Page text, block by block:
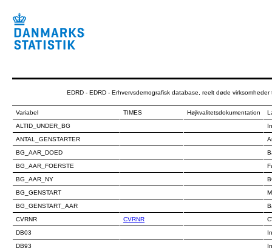
EDRD - EDRD - Erhvervsdemografisk database, reelt døde
Variabel TIMES Højkvalitetsdokumentation
ALTID_UNDER_BG
ANTAL_GENSTARTER
BG_AAR_DOED
BG_AAR_FOERSTE
BG_AAR_NY
BG_GENSTART
BG_GENSTART_AAR
CVRNR
CVRNR
DB03
DB93